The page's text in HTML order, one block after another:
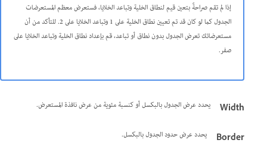
إذا لم تقم صراحةً بتعين قيم لنطاق الخلية وتباعد الخلايا، فستعرض معظم المستعرضات
الجدول كما لو كان قد تم تعيين نطاق الخلية على 1 وتباعد الخلايا على 2. للتأكد من أن
مستعرضاتك تعرض الجدول بدون نطاق أو تباعد، قم بإعداد نطاق الخلية وتباعد الخلايا على
صفر.
Width يحدد عرض الجدول بالبكسل أو كنسبة مئوية من عرض نافذة المستعرض.
Border يحدد عرض حدود الجدول بالبكسل.